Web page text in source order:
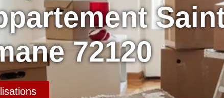
72120